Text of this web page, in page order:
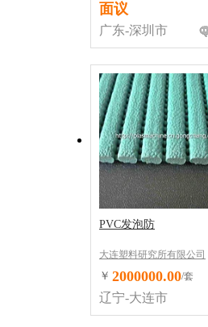
面议
广东-深圳市
PVC发泡防
大连塑料研究所有限公司
￥ 2000000.00/套
辽宁-大连市